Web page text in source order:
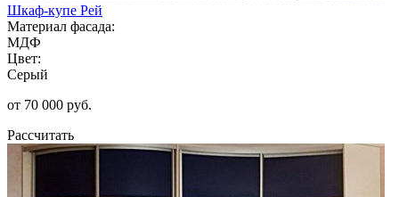
Шкаф-купе Рей
Материал фасада:
МДФ
Цвет:
Серый
от 70 000 руб.
Рассчитать